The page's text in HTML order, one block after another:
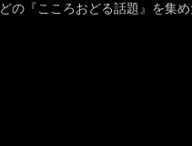
どの『こころおどる話題』を集め